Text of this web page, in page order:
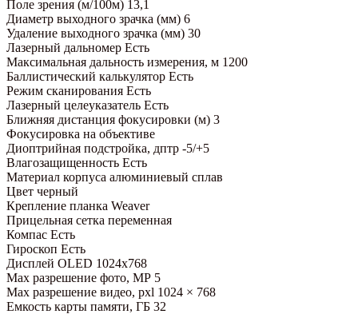
Поле зрения (м/100м) 13,1
Диаметр выходного зрачка (мм) 6
Удаление выходного зрачка (мм) 30
Лазерный дальномер Есть
Максимальная дальность измерения, м 1200
Баллистический калькулятор Есть
Режим сканирования Есть
Лазерный целеуказатель Есть
Ближняя дистанция фокусировки (м) 3
Фокусировка на объективе
Диоптрийная подстройка, дптр -5/+5
Влагозащищенность Есть
Материал корпуса алюминиевый сплав
Цвет черный
Крепление планка Weaver
Прицельная сетка переменная
Компас Есть
Гироскоп Есть
Дисплей OLED 1024х768
Max разрешение фото, МР 5
Max разрешение видео, pxl 1024 × 768
Емкость карты памяти, ГБ 32